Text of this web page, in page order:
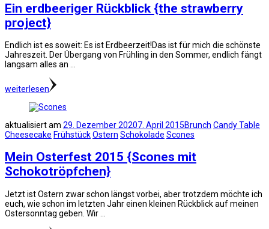
Ein erdbeeriger Rückblick {the strawberry
project}
Endlich ist es soweit: Es ist Erdbeerzeit!Das ist für mich die schönste
Jahreszeit. Der Übergang von Frühling in den Sommer, endlich fängt
langsam alles an …
weiterlesen
aktualisiert am 29. Dezember 20207. April 2015Brunch Candy Table
Cheesecake FrühstückOstern Schokolade Scones
Mein Osterfest 2015 {Scones mit
Schokotröpfchen}
Jetzt ist Ostern zwar schon längst vorbei, aber trotzdem möchte ich
euch, wie schon im letzten Jahr einen kleinen Rückblick auf meinen
Ostersonntag geben. Wir …